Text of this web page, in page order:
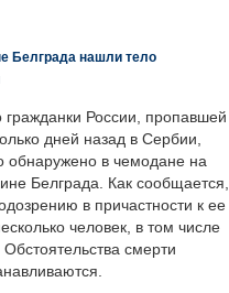
Белграда нашли тело
гражданки России, пропавшей
дней назад в Сербии,
обнаружено в чемодане на
Белграда. Как сообщается,
в причастности к ее
человек, в том числе
смерти